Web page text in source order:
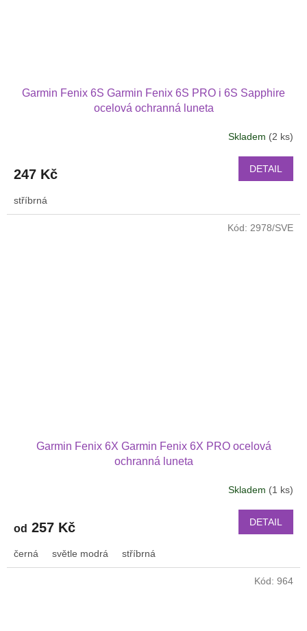
Garmin Fenix 6S Garmin Fenix 6S PRO i 6S Sapphire
ocelová ochranná luneta
Skladem (2 ks)
247 Kč DETAIL
stříbrná
Garmin Fenix 6X Garmin Fenix 6X PRO ocelová
ochranná luneta
Skladem (1 ks)
od 257 Kč DETAIL
černá světle modrá stříbrná
Kód: 2978/SVE
Kód: 964